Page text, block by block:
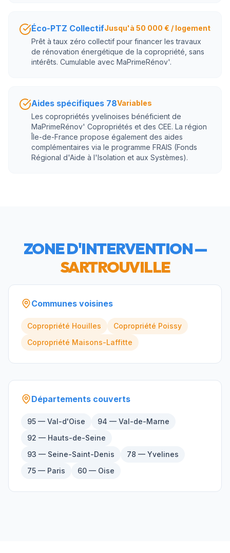
Éco-PTZ CollectifJusqu'à 50 000 € / logement
Prêt à taux zéro collectif pour financer les travaux
de rénovation énergétique de la copropriété, sans
intérêts. Cumulable avec MaPrimeRénov'.
Aides spécifiques 78Variables
Les copropriétés yvelinoises bénéficient de
MaPrimeRénov' Copropriétés et des CEE. La région
Île-de-France propose également des aides
complémentaires via le programme FRAIS (Fonds
Régional d'Aide à l'Isolation et aux Systèmes).
ZONE D'INTERVENTION —
SARTROUVILLE
Communes voisines
Copropriété Houilles Copropriété Poissy
Copropriété Maisons-Laffitte
Départements couverts
95 — Val-d'Oise
94 — Val-de-Marne
92 — Hauts-de-Seine
93 — Seine-Saint-Denis
78 — Yvelines
75 — Paris
60 — Oise